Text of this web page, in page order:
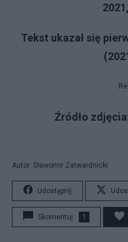
Tekst ukazał się
Źródło
Autor: Sławomir Zatwardnicki
Udostępnij
Skomentuj 1